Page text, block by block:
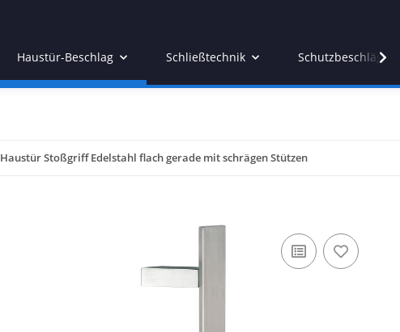
Haustür-Beschlag Schließtechnik Schutzbeschläge
Haustür Stoßgriff Edelstahl flach gerade mit schrägen Stützen